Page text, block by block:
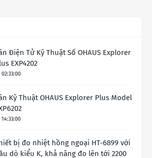
Điện Tử Kỹ Thuật Số OHAUS Explorer
EXP4202
02:33:00
Kỹ Thuật OHAUS Explorer Plus Model
14:33:00
bị đo nhiệt hồng ngoại HT-6899 với
dò kiểu K, khả năng đo lên tới 2200